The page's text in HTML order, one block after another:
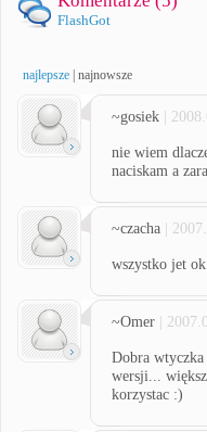
FlashGot
najlepsze najnowsze
~gosiek |
nie wiem
naciskam a
~czacha |
wszystko jet
~Omer |
Dobra wtyczka
wersji...
korzystac :)